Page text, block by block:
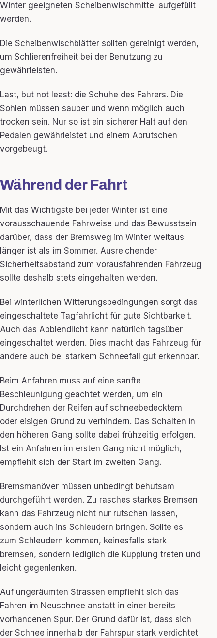
Winter geeigneten Scheibenwischmittel aufgefüllt
werden.
Die Scheibenwischblätter sollten gereinigt werden,
um Schlierenfreiheit bei der Benutzung zu
gewährleisten.
Last, but not least: die Schuhe des Fahrers. Die
Sohlen müssen sauber und wenn möglich auch
trocken sein. Nur so ist ein sicherer Halt auf den
Pedalen gewährleistet und einem Abrutschen
vorgebeugt.
Während der Fahrt
Mit das Wichtigste bei jeder Winter ist eine
vorausschauende Fahrweise und das Bewusstsein
darüber, dass der Bremsweg im Winter weitaus
länger ist als im Sommer. Ausreichender
Sicherheitsabstand zum vorausfahrenden Fahrzeug
sollte deshalb stets eingehalten werden.
Bei winterlichen Witterungsbedingungen sorgt das
eingeschaltete Tagfahrlicht für gute Sichtbarkeit.
Auch das Abblendlicht kann natürlich tagsüber
eingeschaltet werden. Dies macht das Fahrzeug für
andere auch bei starkem Schneefall gut erkennbar.
Beim Anfahren muss auf eine sanfte
Beschleunigung geachtet werden, um ein
Durchdrehen der Reifen auf schneebedecktem
oder eisigen Grund zu verhindern. Das Schalten in
den höheren Gang sollte dabei frühzeitig erfolgen.
Ist ein Anfahren im ersten Gang nicht möglich,
empfiehlt sich der Start im zweiten Gang.
Bremsmanöver müssen unbedingt behutsam
durchgeführt werden. Zu rasches starkes Bremsen
kann das Fahrzeug nicht nur rutschen lassen,
sondern auch ins Schleudern bringen. Sollte es
zum Schleudern kommen, keinesfalls stark
bremsen, sondern lediglich die Kupplung treten und
leicht gegenlenken.
Auf ungeräumten Strassen empfiehlt sich das
Fahren im Neuschnee anstatt in einer bereits
vorhandenen Spur. Der Grund dafür ist, dass sich
der Schnee innerhalb der Fahrspur stark verdichtet